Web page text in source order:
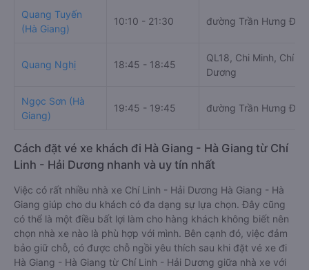
Quang Tuyến
(Hà Giang)
10:10 - 21:30 đường Trần Hưng Đạo
Quang Nghị 18:45 - 18:45
QL18, Chi Minh, Chí
Dương
Ngọc Sơn (Hà
Giang)
19:45 - 19:45 đường Trần Hưng Đạo
Cách đặt vé xe khách đi Hà Giang - Hà Giang từ Chí
Linh - Hải Dương nhanh và uy tín nhất
Việc có rất nhiều nhà xe Chí Linh - Hải Dương Hà Giang - Hà
Giang giúp cho du khách có đa dạng sự lựa chọn. Đây cũng
có thể là một điều bất lợi làm cho hàng khách không biết nên
chọn nhà xe nào là phù hợp với mình. Bên cạnh đó, việc đảm
bảo giữ chỗ, có được chỗ ngồi yêu thích sau khi đặt vé xe đi
Hà Giang - Hà Giang từ Chí Linh - Hải Dương giữa nhà xe với